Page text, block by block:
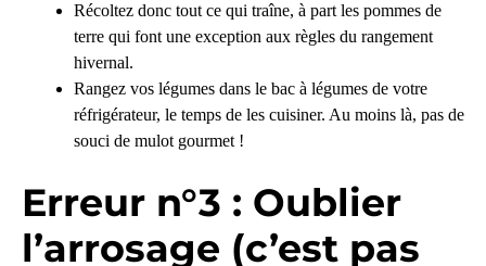
Récoltez donc tout ce qui traîne, à part les pommes de
terre qui font une exception aux règles du rangement
hivernal.
Rangez vos légumes dans le bac à légumes de votre
réfrigérateur, le temps de les cuisiner. Au moins là, pas de
souci de mulot gourmet !
Erreur n°3 : Oublier
l’arrosage (c’est pas